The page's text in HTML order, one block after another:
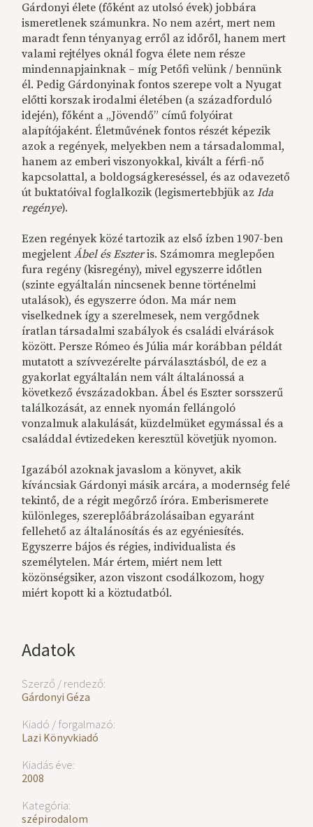
Adatok
Szerző / rendező:
Gárdonyi Géza
Kiadó / forgalmazó:
Lazi Könyvkiadó
Kiadás éve:
2008
Kategória:
szépirodalom
Gárdonyi élete (főként az utolsó évek) jobbára
ismeretlenek számunkra. No nem azért, mert nem
maradt fenn tényanyag erről az időről, hanem mert
valami rejtélyes oknál fogva élete nem része
mindennapjainknak – míg Petőfi velünk / bennünk
él. Pedig Gárdonyinak fontos szerepe volt a Nyugat
előtti korszak irodalmi életében (a századforduló
idején), főként a „Jövendő” című folyóirat
alapítójaként. Életművének fontos részét képezik
azok a regények, melyekben nem a társadalommal,
hanem az emberi viszonyokkal, kivált a férfi-nő
kapcsolattal, a boldogságkereséssel, és az odavezető
út buktatóival foglalkozik (legismertebbjük azIda
regénye).
Ezen regények közé tartozik az első ízben 1907-ben
megjelentÁbel és Eszteris. Számomra meglepően
fura regény (kisregény), mivel egyszerre időtlen
(szinte egyáltalán nincsenek benne történelmi
utalások), és egyszerre ódon. Ma már nem
viselkednek így a szerelmesek, nem vergődnek
íratlan társadalmi szabályok és családi elvárások
között. Persze Rómeo és Júlia már korábban példát
mutatott a szívvezérelte párválasztásból, de ez a
gyakorlat egyáltalán nem vált általánossá a
következő évszázadokban. Ábel és Eszter sorsszerű
találkozását, az ennek nyomán fellángoló
vonzalmuk alakulását, küzdelmüket egymással és a
családdal évtizedeken keresztül követjük nyomon.
Igazából azoknak javaslom a könyvet, akik
kíváncsiak Gárdonyi másik arcára, a modernség felé
tekintő, de a régit megőrző íróra. Emberismerete
különleges, szereplőábrázolásaiban egyaránt
fellehető az általánosítás és az egyéniesítés.
Egyszerre bájos és régies, individualista és
személytelen. Már értem, miért nem lett
közönségsiker, azon viszont csodálkozom, hogy
miért kopott ki a köztudatból.